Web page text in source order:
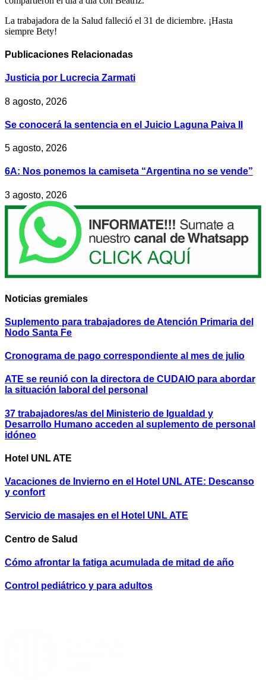
La trabajadora de la Salud falleció el 31 de diciembre. ¡Hasta
siempre Bety!
Publicaciones Relacionadas
Justicia por Lucrecia Zarmati
8 agosto, 2026
Se conocerá la sentencia en el Juicio Laguna Paiva II
5 agosto, 2026
6A: Nos ponemos la camiseta “Argentina no se vende”
3 agosto, 2026
Noticias gremiales
Suplemento para trabajadores de Atención Primaria del
Nodo Santa Fe
Cronograma de pago correspondiente al mes de julio
ATE se reunió con la directora de CUDAIO para abordar
la situación laboral del personal
37 trabajadores/as del Ministerio de Igualdad y
Desarrollo Humano acceden al suplemento de personal
idóneo
Hotel UNL ATE
Vacaciones de Invierno en el Hotel UNL ATE: Descanso
y confort
Servicio de masajes en el Hotel UNL ATE
Centro de Salud
Cómo afrontar la fatiga acumulada de mitad de año
Control pediátrico y para adultos